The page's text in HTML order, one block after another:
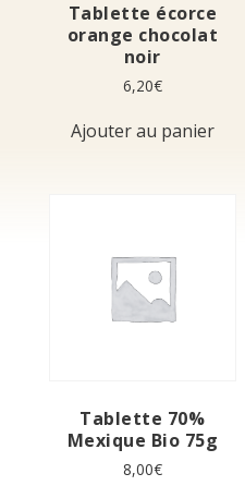
Tablette écorce
orange chocolat
noir
6,20€
Ajouter au panier
Tablette 70%
Mexique Bio 75g
8,00€